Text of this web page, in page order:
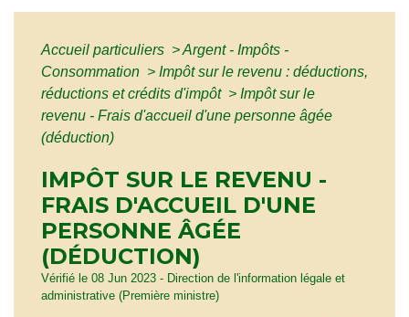
Accueil particuliers >Argent - Impôts -
Consommation > Impôt sur le revenu : déductions,
réductions et crédits d'impôt > Impôt sur le
revenu - Frais d'accueil d'une personne âgée
(déduction)
IMPÔT SUR LE REVENU -
FRAIS D'ACCUEIL D'UNE
PERSONNE ÂGÉE
(DÉDUCTION)
Vérifié le 08 Jun 2023 - Direction de l'information légale et
administrative (Première ministre)